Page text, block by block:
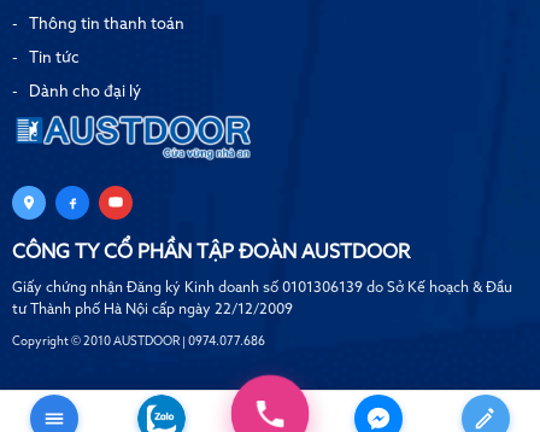
Thông tin thanh toán
Tin tức
Dành cho đại lý
CÔNG TY CỔ PHẦN TẬP ĐOÀN AUSTDOOR
Giấy chứng nhận Đăng ký Kinh doanh số 0101306139 do Sở Kế hoạch & Đầu
tư Thành phố Hà Nội cấp ngày 22/12/2009
Copyright © 2010 AUSTDOOR | 0974.077.686